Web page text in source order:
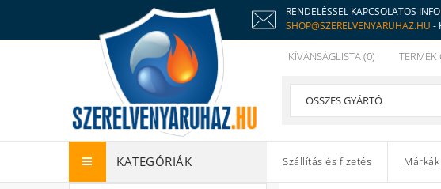
RENDELÉSSEL KAPCSOLATOS
SHOP@SZERELVENYARUHAZ.HU -
KÍVÁNSÁGLISTA (0) TERMÉK
KATEGÓRIÁK Szállítás és fizetés Márkák